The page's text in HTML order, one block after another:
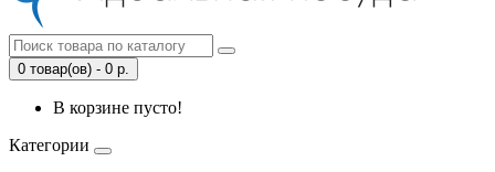
0 товар(ов) - 0 р.
В корзине пусто!
Категории